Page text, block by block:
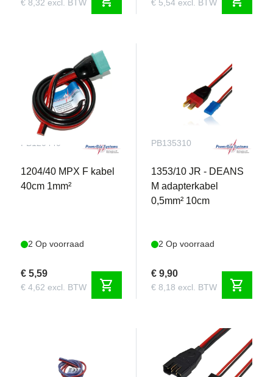
€ 8,32 excl. BTW € 5,54 excl. BTW
PB120440
1204/40 MPX F kabel
40cm 1mm²
2 Op voorraad
€ 5,59
€ 4,62 excl. BTW shopping_cart
PB135310
1353/10 JR - DEANS
M adapterkabel
0,5mm² 10cm
2 Op voorraad
€ 9,90
€ 8,18 excl. BTW shopping_cart